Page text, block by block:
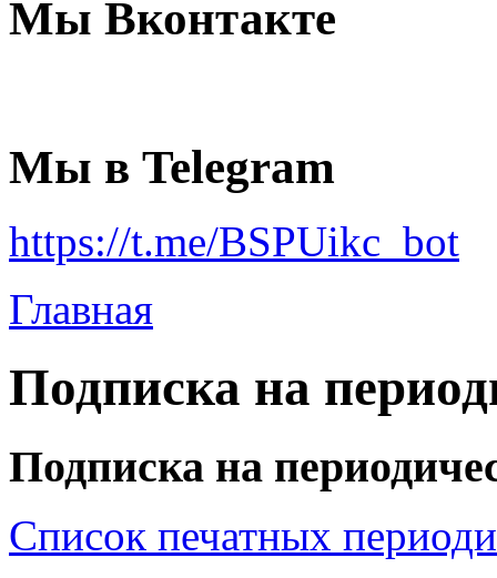
Мы Вконтакте
Мы в Telegram
https://t.me/BSPUikc_bot
Главная
Подписка на
Подписка на
Список печатных